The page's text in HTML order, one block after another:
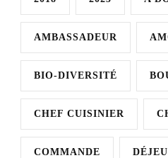
AMBASSADEUR
BIO-DIVERSITÉ
CHEF CUISINIER
COMMANDE